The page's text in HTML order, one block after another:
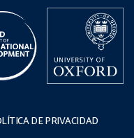
DE PRIVACIDAD